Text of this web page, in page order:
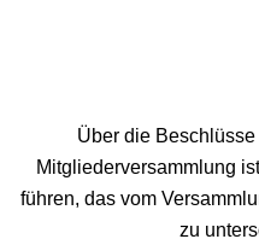
Über die
Mitgliederversammlung
führen, das vom
zu